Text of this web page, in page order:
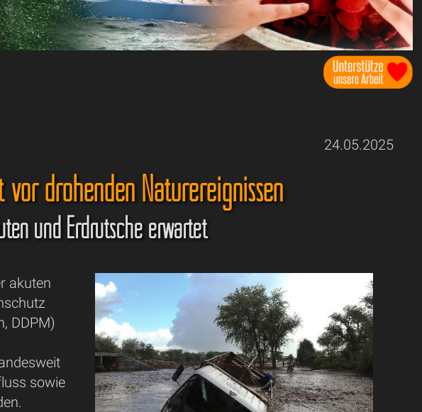
24.05.2025
drohenden Naturereignissen
und Erdrutsche erwartet
akuten
DDPM)
sowie